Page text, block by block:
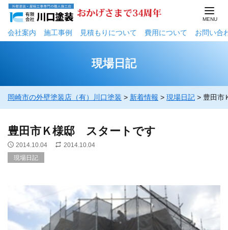
会社案内 施工事例 ⾒積もりについて 費用について お問い合
現場日記
岡崎市の外壁塗装店（有）川口塗装 > 新着情報 > 現場日記 > 豊田市
豊田市Ｋ様邸 スタートです
2014.10.04
2014.10.04
現場日記